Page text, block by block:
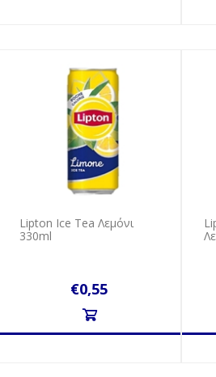
Lipton Ice Tea Λεμόνι
330ml
€0,55